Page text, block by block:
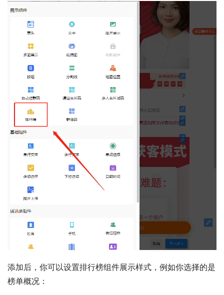
添加后，你可以设置排行榜组件展示样式，例如你选择的是
榜单概况：